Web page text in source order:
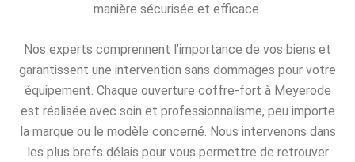
manière sécurisée et efficace.
Nos experts comprennent l’importance de vos biens et
garantissent une intervention sans dommages pour votre
équipement. Chaque ouverture coffre-fort à Meyerode
est réalisée avec soin et professionnalisme, peu importe
la marque ou le modèle concerné. Nous intervenons dans
les plus brefs délais pour vous permettre de retrouver